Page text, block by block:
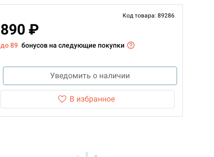
Код товара: 89286
890 ₽
до 89 бонусов на следующие покупки
Уведомить о наличии
В избранное